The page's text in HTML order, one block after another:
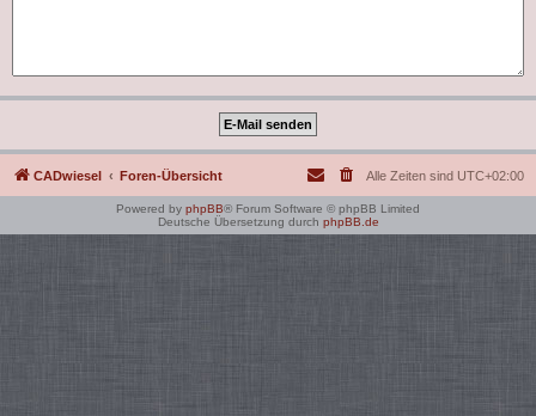
CADwiesel Foren-Übersicht Alle Zeiten sind UTC+02:00
Powered by phpBB® Forum Software © phpBB Limited
Deutsche Übersetzung durch phpBB.de